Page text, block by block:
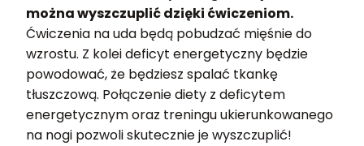
można wyszczuplić dzięki ćwiczeniom.
Ćwiczenia na uda będą pobudzać mięśnie do
wzrostu. Z kolei deficyt energetyczny będzie
powodować, że będziesz spalać tkankę
tłuszczową. Połączenie diety z deficytem
energetycznym oraz treningu ukierunkowanego
na nogi pozwoli skutecznie je wyszczuplić!